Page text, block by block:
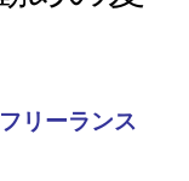
リーランス